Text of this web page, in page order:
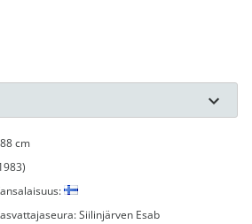
cm
Siilinjärven Esab